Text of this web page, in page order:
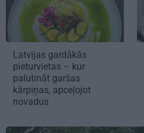
Latvijas gardākās
pieturvietas – kur
palutināt garšas
kārpiņas, apceļojot
novadus